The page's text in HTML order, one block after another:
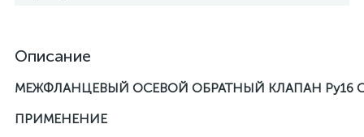
Описание
МЕЖФЛАНЦЕВЫЙ ОСЕВОЙ ОБРАТНЫЙ КЛАПАН Ру16
ПРИМЕНЕНИЕ